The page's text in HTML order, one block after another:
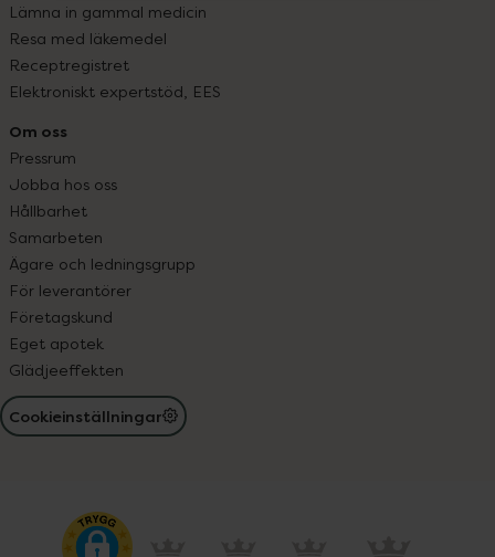
Lämna in gammal medicin
Resa med läkemedel
Receptregistret
Elektroniskt expertstöd, EES
Om oss
Pressrum
Jobba hos oss
Hållbarhet
Samarbeten
Ägare och ledningsgrupp
För leverantörer
Företagskund
Eget apotek
Glädjeeffekten
Cookieinställningar